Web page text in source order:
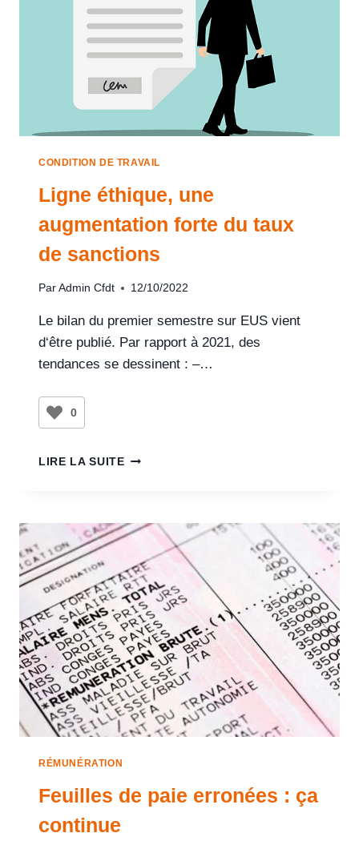
CONDITION DE TRAVAIL
Ligne éthique, une
augmentation forte du taux
de sanctions
Par Admin Cfdt 12/10/2022
Le bilan du premier semestre sur EUS vient
d‘être publié. Par rapport à 2021, des
tendances se dessinent : –…
0
LIRE LA SUITE
RÉMUNÉRATION
Feuilles de paie erronées : ça
continue